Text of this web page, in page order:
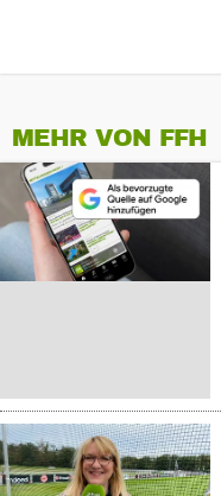
MEHR VON FFH